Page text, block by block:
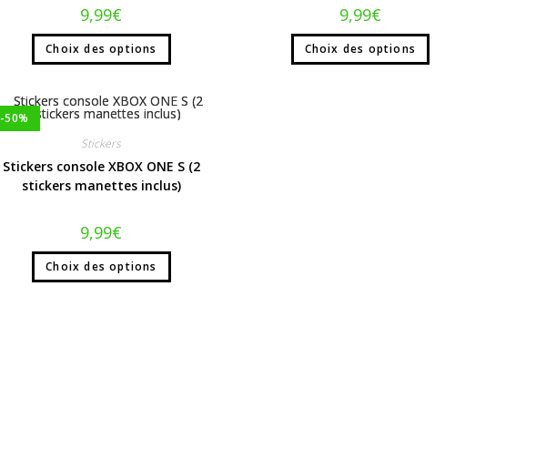
9,99€
Choix des options
9,99€
Choix des options
-50%
Stickers
Stickers console XBOX ONE S (2
stickers manettes inclus)
9,99€
Choix des options